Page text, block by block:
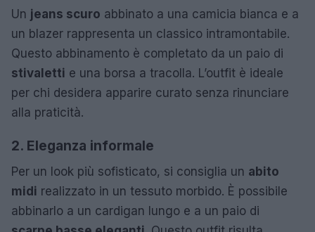
Un jeans scuro abbinato a una camicia bianca e a
un blazer rappresenta un classico intramontabile.
Questo abbinamento è completato da un paio di
stivaletti e una borsa a tracolla. L’outfit è ideale
per chi desidera apparire curato senza rinunciare
alla praticità.
2. Eleganza informale
Per un look più sofisticato, si consiglia un abito
midi realizzato in un tessuto morbido. È possibile
abbinarlo a un cardigan lungo e a un paio di